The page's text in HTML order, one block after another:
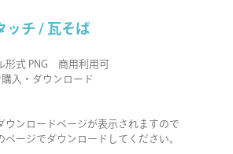
ッチ / 瓦そば
形式 PNG 商用利用可
入・ダウンロード
ウンロードページが表示されますので
ページでダウンロードしてください。